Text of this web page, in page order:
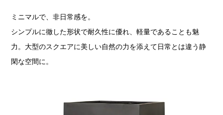
ミニマルで、非日常感を。
シンプルに徹した形状で耐久性に優れ、軽量であることも魅
力。大型のスクエアに美しい自然の力を添えて日常とは違う静
閑な空間に。